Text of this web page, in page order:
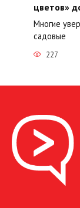
цветов»
Многие
садовые
227